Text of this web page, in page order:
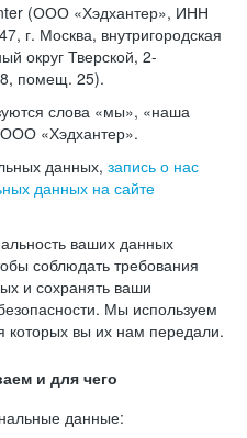
(ООО «Хэдхантер», ИНН
г. Москва, внутригородская
округ Тверской, 2-
помещ. 25).
слова «мы», «наша
«Хэдхантер».
данных, запись о нас
данных на сайте
ваших данных
соблюдать требования
и сохранять ваши
Мы используем
которых вы их нам передали.
и для чего
данные: